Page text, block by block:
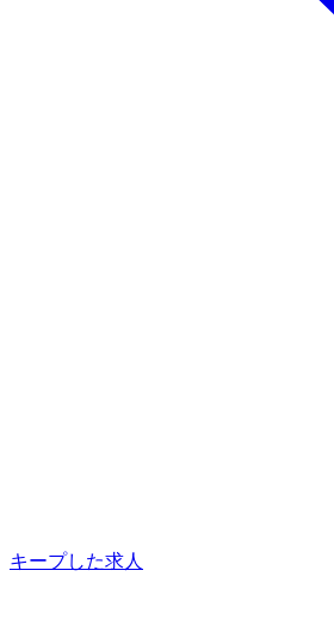
キープした求人